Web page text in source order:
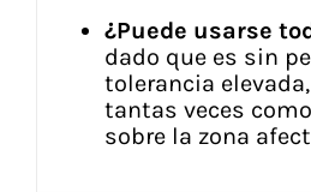
¿Puede usarse
dado que es sin
tolerancia
tantas veces
sobre la zona